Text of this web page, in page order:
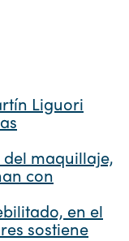
Liguori
maquillaje,
con
en el
sostiene